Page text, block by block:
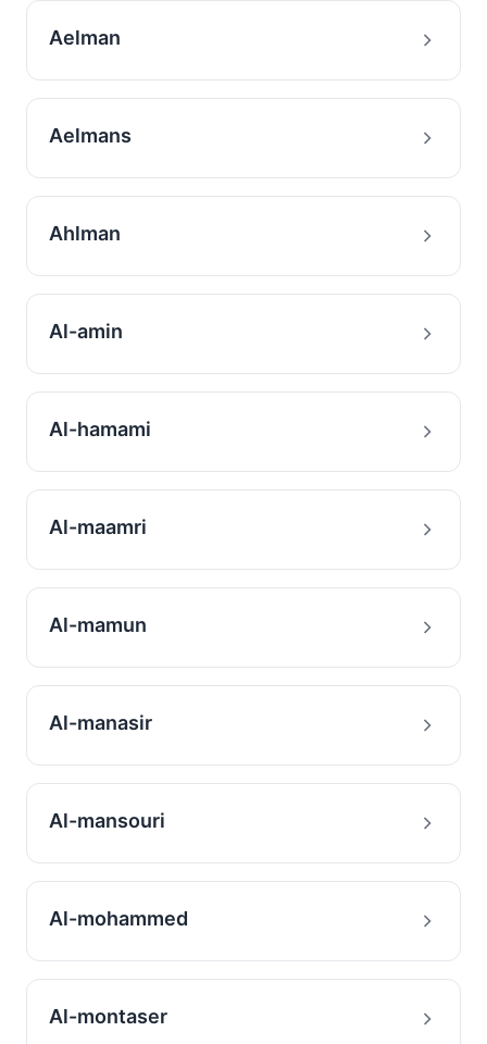
Aelman
Aelmans
Ahlman
Al-amin
Al-hamami
Al-maamri
Al-mamun
Al-manasir
Al-mansouri
Al-mohammed
Al-montaser